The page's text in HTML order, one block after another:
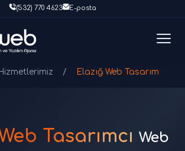
(532) 770 4623 E-posta
/ Elazığ Web Tasarım
Tasarımcı Web